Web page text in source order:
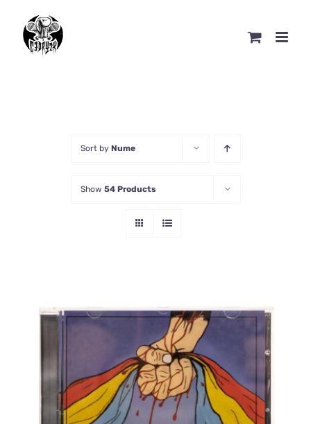
content
Sort by Nume
Show 54 Products
ADAUGĂ ÎN COȘ / DETALII